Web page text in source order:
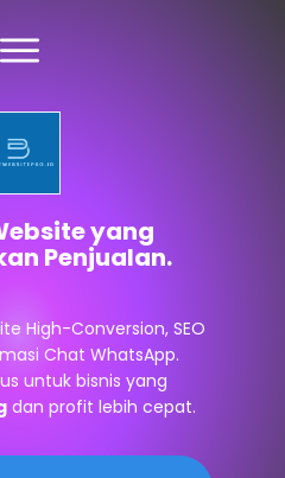
yang
Penjualan.
High-Conversion, SEO
Chat WhatsApp.
untuk bisnis yang
dan profit lebih cepat.